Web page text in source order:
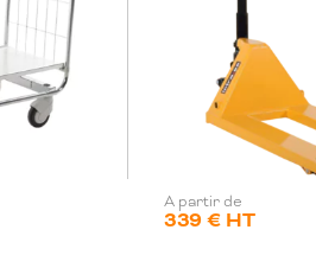
A partir de
339 € HT